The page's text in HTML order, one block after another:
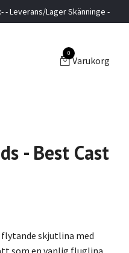
- Leverans/Lager Skänninge -
0
Varukorg
- Best Cast
skjutlina med
som en vanlig fluglina.